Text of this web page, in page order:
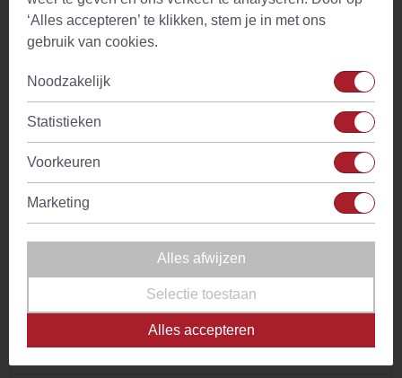
Temperatuur
water
100°C
Thee is geschikt voor gehele dag. Met
Ingredienten
Kenmerken
stimulerend aroma
Voor- en na de maaltijd
Cafeine Geen
‘Alles accepteren’ te klikken, stem je in met ons
gebruik van cookies.
Noodzakelijk
Statistieken
Voorkeuren
Marketing
Alles afwijzen
Selectie toestaan
Alles accepteren